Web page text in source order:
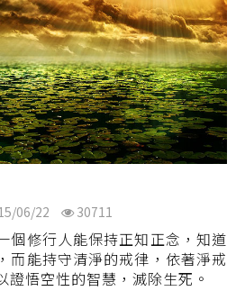
06/22 30711
個修行人能保持正知正念，知道
而能持守清淨的戒律，依著淨戒
悟空性的智慧，滅除生死。